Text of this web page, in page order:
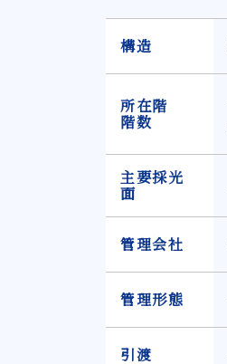
構造
所在階
階数
主要採光
面
管理会社
管理形態
引渡